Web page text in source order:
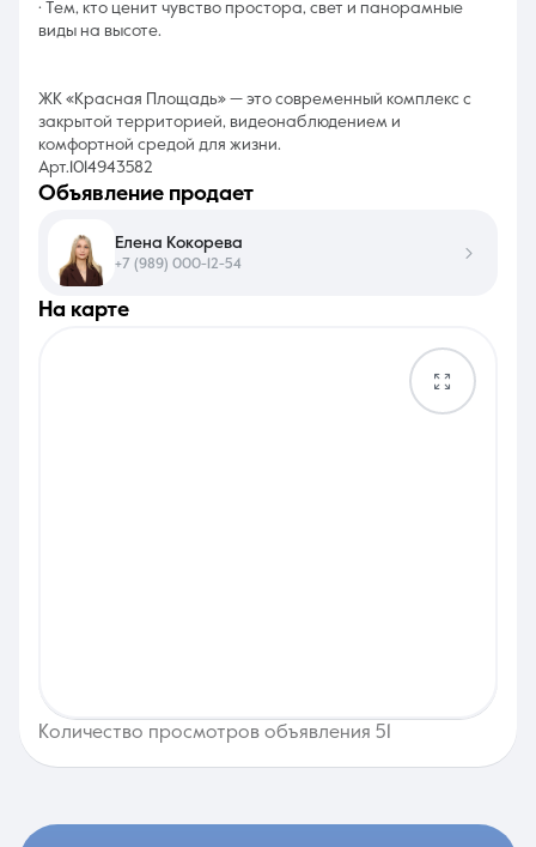
· Тем, кто ценит чувство простора, свет и панорамные
виды на высоте.
ЖК «Красная Площадь» — это современный комплекс с
закрытой территорией, видеонаблюдением и
комфортной средой для жизни.
Арт.1014943582
на карте
Количество просмотров объявления 51
объявление продает
Елена Кокорева
+7 (989) 000-12-54